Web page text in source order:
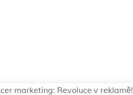
marketing: Revoluce v reklamě!